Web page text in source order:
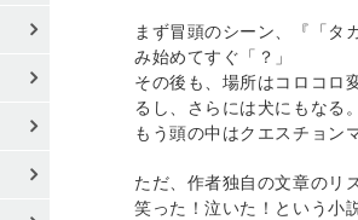
まず冒頭のシーン、『「タ
み始めてすぐ「？」
その後も、場所はコロコロ
るし、さらには犬にもなる。
もう頭の中はクエスチョン
ただ、作者独自の文章のリ
笑った！泣いた！という小